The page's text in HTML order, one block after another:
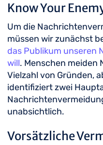
Know Your
Um die
müssen wir zunächst
das Publikum unseren
will. Menschen meiden
Vielzahl von Gründen,
identifiziert zwei
unabsichtlich.
Vorsätzliche